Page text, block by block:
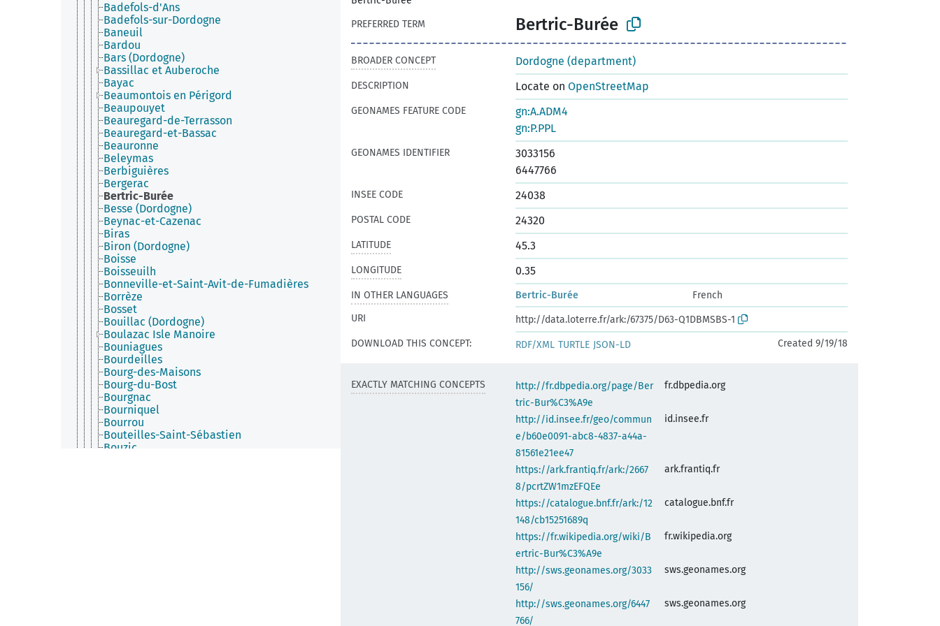
Badefols-d'Ans
Badefols-sur-Dordogne
Baneuil
Bardou
Bars (Dordogne)
Bassillac et Auberoche
Bayac
Beaumontois en Périgord
Beaupouyet
Beauregard-de-Terrasson
Beauregard-et-Bassac
Beauronne
Beleymas
Berbiguières
Bergerac
Bertric-Burée
Besse (Dordogne)
Beynac-et-Cazenac
Biras
Biron (Dordogne)
Boisse
Boisseuilh
Bonneville-et-Saint-Avit-de-Fumadières
Borrèze
Bosset
Bouillac (Dordogne)
Boulazac Isle Manoire
Bouniagues
Bourdeilles
Bourg-des-Maisons
Bourg-du-Bost
Bourgnac
Bourniquel
Bourrou
Bouteilles-Saint-Sébastien
Bouzic
PREFERRED TERM
Bertric-Burée
BROADER CONCEPT Dordogne (department)
DESCRIPTION Locate on OpenStreetMap
GEONAMES FEATURE CODE
gn:A.ADM4
gn:P.PPL
GEONAMES IDENTIFIER
3033156
6447766
INSEE CODE 24038
POSTAL CODE 24320
LATITUDE 45.3
LONGITUDE 0.35
IN OTHER LANGUAGES Bertric-Burée
French
URI
http://data.loterre.fr/ark:/67375/D63-Q1DBMSBS-1
DOWNLOAD THIS CONCEPT:
RDF/XML TURTLE JSON-LD Created 9/19/18
EXACTLY MATCHING CONCEPTS
http://fr.dbpedia.org/page/Ber
tric-Bur%C3%A9e
fr.dbpedia.org
http://id.insee.fr/geo/commun
e/b60e0091-abc8-4837-a44a-
81561e21ee47
id.insee.fr
https://ark.frantiq.fr/ark:/2667
8/pcrtZW1mzEFQEe
ark.frantiq.fr
https://catalogue.bnf.fr/ark:/12
148/cb15251689q
catalogue.bnf.fr
https://fr.wikipedia.org/wiki/B
ertric-Bur%C3%A9e
fr.wikipedia.org
http://sws.geonames.org/3033
156/
sws.geonames.org
http://sws.geonames.org/6447
766/
sws.geonames.org